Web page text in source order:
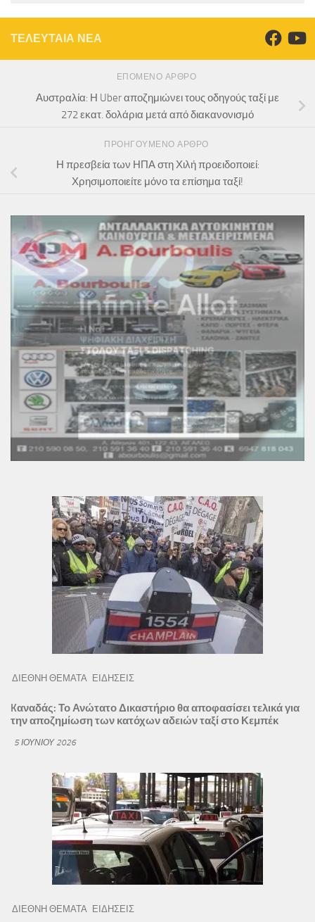
ΤΕΛΕΥΤΑΙΑ ΝΕΑ
ΕΠΌΜΕΝΟ ΆΡΘΡΟ
Αυστραλία: Η Uber αποζημιώνει τους οδηγούς ταξί με
272 εκατ. δολάρια μετά από διακανονισμό
ΠΡΟΗΓΟΎΜΕΝΟ ΆΡΘΡΟ
Η πρεσβεία των ΗΠΑ στη Χιλή προειδοποιεί:
Χρησιμοποιείτε μόνο τα επίσημα ταξί!
ΔΙΕΘΝΗ ΘΕΜΑΤΑ ΕΙΔΗΣΕΙΣ
Kαναδάς: Το Ανώτατο Δικαστήριο θα αποφασίσει τελικά για
την αποζημίωση των κατόχων αδειών ταξί στο Κεμπέκ
5 ΙΟΥΝΊΟΥ 2026
ΔΙΕΘΝΗ ΘΕΜΑΤΑ ΕΙΔΗΣΕΙΣ